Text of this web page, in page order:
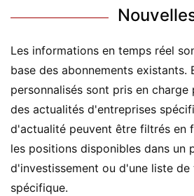
Les informations en temps réel
base des abonnements existants.
personnalisés sont pris en
des actualités d'entreprises
d'actualité peuvent être filtrés en
les positions disponibles dans un
d'investissement ou d'une liste
spécifique.